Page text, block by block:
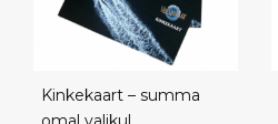
Kinkekaart – summa